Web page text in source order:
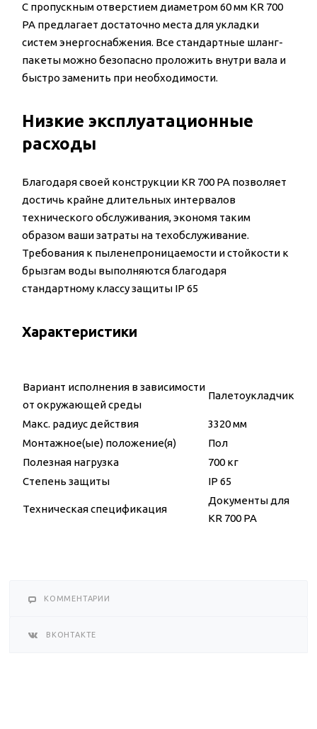
С пропускным отверстием диаметром 60 мм KR 700
PA предлагает достаточно места для укладки
систем энергоснабжения. Все стандартные шланг-
пакеты можно безопасно проложить внутри вала и
быстро заменить при необходимости.
Низкие эксплуатационные
расходы
Благодаря своей конструкции KR 700 PA позволяет
достичь крайне длительных интервалов
технического обслуживания, экономя таким
образом ваши затраты на техобслуживание.
Требования к пыленепроницаемости и стойкости к
брызгам воды выполняются благодаря
стандартному классу защиты IP 65
Характеристики
Вариант исполнения в зависимости
от окружающей среды
Палетоукладчик
Макс. радиус действия
3320 мм
Монтажное(ые) положение(я)
Пол
Полезная нагрузка
700 кг
Степень защиты
IP 65
Техническая спецификация
Документы для
KR 700 PA
КОММЕНТАРИИ
ВКОНТАКТЕ